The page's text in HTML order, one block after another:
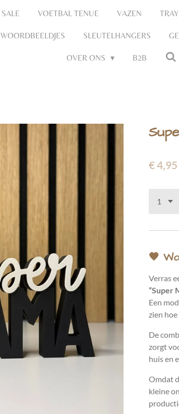
SALE VOETBAL TENUE VAZEN
WOORDBEELDJES SLEUTELHANGERS
OVER ONS B2B
€ 4,95
🖤
Verras
“Super
Een
zien hoe
De
zorgt
huis en
Omdat
kleine